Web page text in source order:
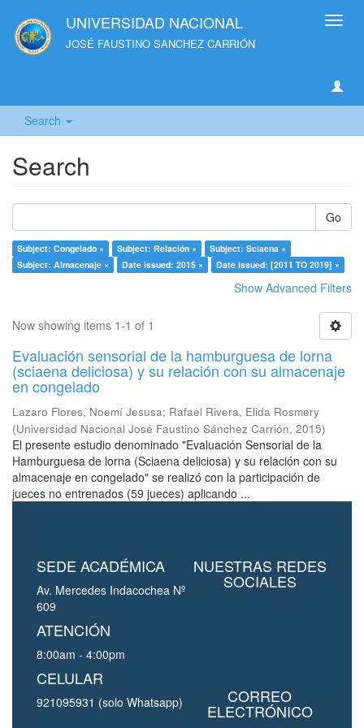
UNIVERSIDAD NACIONAL
JOSÉ FAUSTINO SANCHEZ CARRIÓN
Search
Search
Go
Subject: Congelado × Subject: Relación ×
Subject: Sciaena ×
Subject: Almacenaje ×
Date issued: 2015 × Date issued: [2011 TO 2019] ×
Show Advanced Filters
Now showing items 1-1 of 1
Evaluación sensorial de la hamburguesa de lorna
(sciaena deliciosa) y su relación con su almacenaje
en congelado
Lazaro Flores, Noemí Jesusa; Rafael Rivera, Elida Rosmery
(Universidad Nacional José Faustino Sánchez Carrión, 2015)
El presente estudio denominado "Evaluación Sensorial de la
Hamburguesa de lorna (Sciaena deliciosa) y su relación con su
almacenaje en congelado" se realizó con la participación de
jueces no entrenados (59 jueces) aplicando ...
SEDE ACADÉMICA
Av. Mercedes Indacochea Nº
609
ATENCIÓN
8:00am - 4:00pm
CELULAR
921095931 (solo Whatsapp)
NUESTRAS REDES
SOCIALES
CORREO
ELECTRÓNICO